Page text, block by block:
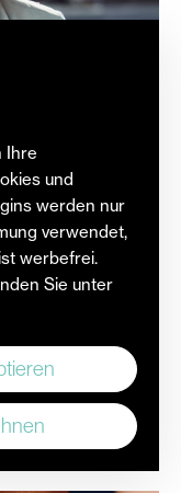
so dass Sie
Ihre
und
werden nur
verwendet,
werbefrei.
Sie unter